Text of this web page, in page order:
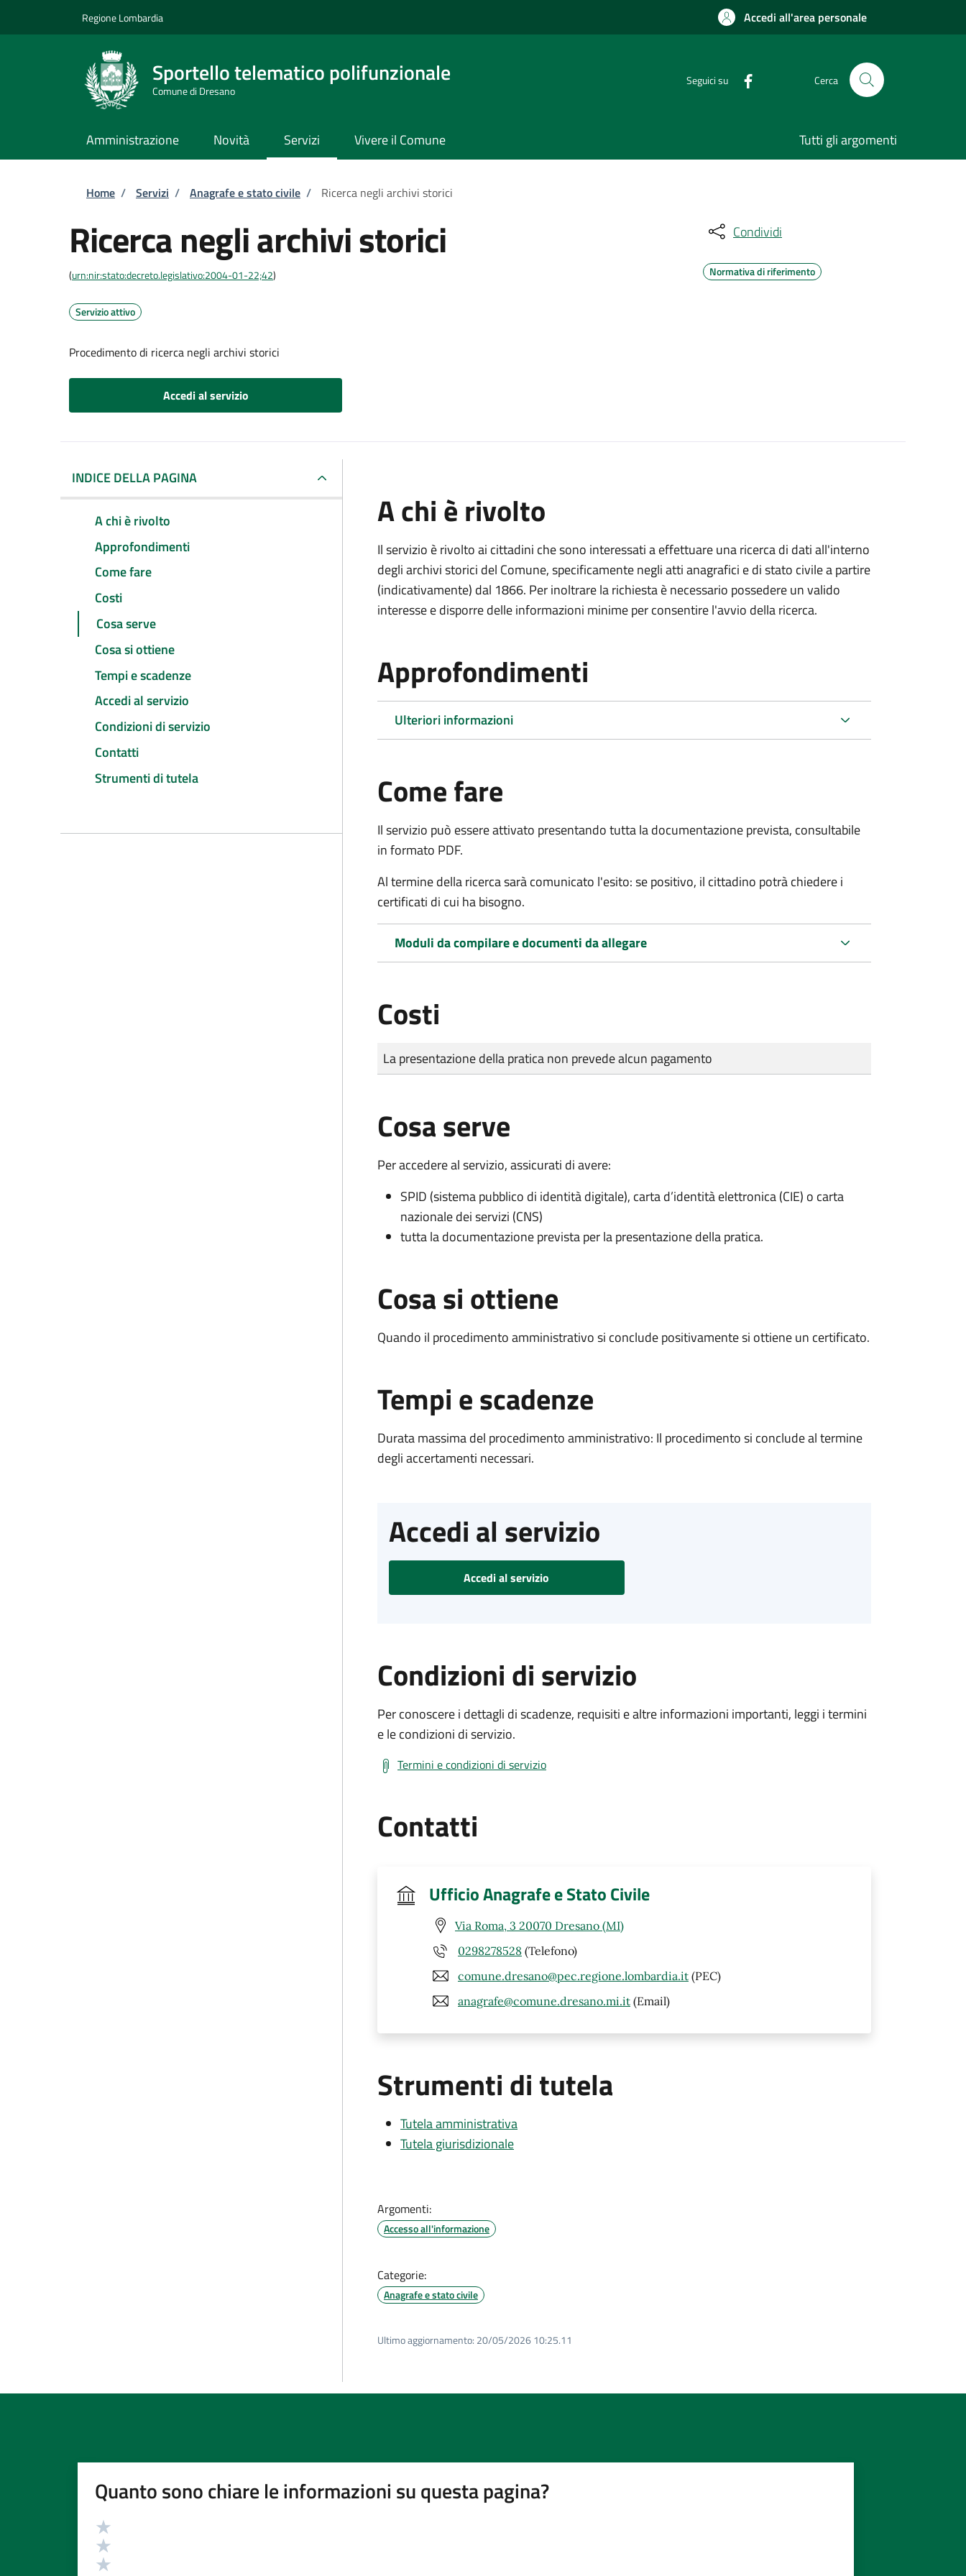
Regione Lombardia Accedi all'area personale
Sportello telematico polifunzionale
Comune di Dresano
Seguici su Cerca
Amministrazione Novità Servizi Vivere il Comune Tutti gli argomenti
Briciole di pane
Home / Servizi / Anagrafe e stato civile / Ricerca negli archivi storici
Ricerca negli archivi storici
(urn:nir:stato:decreto.legislativo:2004-01-22;42)
Servizio attivo
Procedimento di ricerca negli archivi storici
Accedi al servizio
Condividi
Normativa di riferimento
INDICE DELLA PAGINA
A chi è rivolto
Approfondimenti
Come fare
Costi
Cosa serve
Cosa si ottiene
Tempi e scadenze
Accedi al servizio
Condizioni di servizio
Contatti
Strumenti di tutela
A chi è rivolto
Il servizio è rivolto ai cittadini che sono interessati a effettuare una ricerca di dati all'interno
degli archivi storici del Comune, specificamente negli atti anagrafici e di stato civile a partire
(indicativamente) dal 1866. Per inoltrare la richiesta è necessario possedere un valido
interesse e disporre delle informazioni minime per consentire l'avvio della ricerca.
Approfondimenti
Ulteriori informazioni
Come fare
Il servizio può essere attivato presentando tutta la documentazione prevista, consultabile
in formato PDF.
Al termine della ricerca sarà comunicato l'esito: se positivo, il cittadino potrà chiedere i
certificati di cui ha bisogno.
Moduli da compilare e documenti da allegare
Costi
Tipo di pagamento
Importo
La presentazione della pratica non prevede alcun pagamento
Cosa serve
Per accedere al servizio, assicurati di avere:
SPID (sistema pubblico di identità digitale), carta d’identità elettronica (CIE) o carta
nazionale dei servizi (CNS)
tutta la documentazione prevista per la presentazione della pratica.
Cosa si ottiene
Quando il procedimento amministrativo si conclude positivamente si ottiene un certificato.
Tempi e scadenze
Durata massima del procedimento amministrativo: Il procedimento si conclude al termine
degli accertamenti necessari.
Accedi al servizio
Accedi al servizio
Condizioni di servizio
Per conoscere i dettagli di scadenze, requisiti e altre informazioni importanti, leggi i termini
e le condizioni di servizio.
Termini e condizioni di servizio
Contatti
Ufficio Anagrafe e Stato Civile
Via Roma, 3 20070 Dresano (MI)
0298278528 (Telefono)
comune.dresano@pec.regione.lombardia.it (PEC)
anagrafe@comune.dresano.mi.it (Email)
Strumenti di tutela
Tutela amministrativa
Tutela giurisdizionale
Argomenti:
Accesso all'informazione
Categorie:
Anagrafe e stato civile
Ultimo aggiornamento: 20/05/2026 10:25.11
Quanto sono chiare le informazioni su questa pagina?
Valutazione